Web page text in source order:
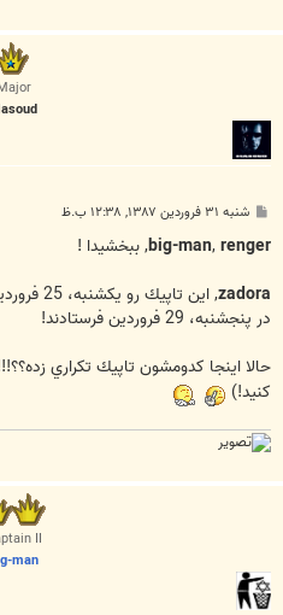
ت
شنبه ۳۱ فروردین ۱۳۸۷, ۱۲:۳۸ ب.ظ
big-man, renger
, ببخشيدا !
zadora, اين تاپيك رو يكشنبه، 25 فروردين فرستاده، ولي
در پنجشنبه، 29 فروردين فرستادند!
حالا اينجا كدومشون تاپيك تكراري
كنيد!)
II
man